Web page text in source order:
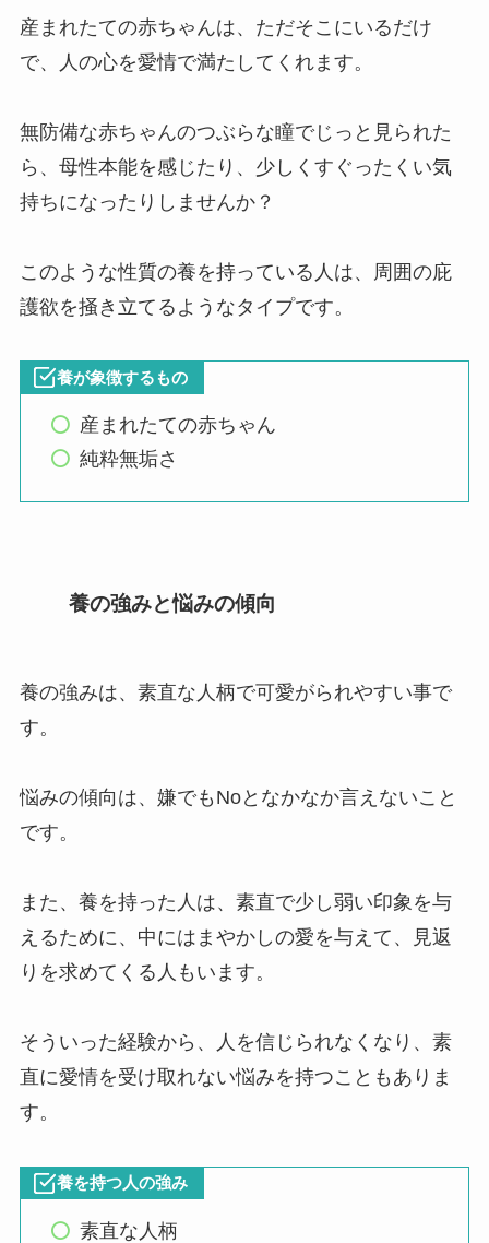
産まれたての赤ちゃんは、ただそこにいるだけ
で、人の心を愛情で満たしてくれます。
無防備な赤ちゃんのつぶらな瞳でじっと見られた
ら、母性本能を感じたり、少しくすぐったくい気
持ちになったりしませんか？
このような性質の養を持っている人は、周囲の庇
護欲を掻き立てるようなタイプです。
養が象徴するもの
産まれたての赤ちゃん
純粋無垢さ
養の強みと悩みの傾向
養の強みは、素直な人柄で可愛がられやすい事で
す。
悩みの傾向は、嫌でもNoとなかなか言えないこと
です。
また、養を持った人は、素直で少し弱い印象を与
えるために、中にはまやかしの愛を与えて、見返
りを求めてくる人もいます。
そういった経験から、人を信じられなくなり、素
直に愛情を受け取れない悩みを持つこともありま
す。
養を持つ人の強み
素直な人柄